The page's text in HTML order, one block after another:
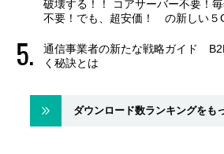
破壊する！！ コアサーバー不要！
不要！でも、超安価！ の新しい５
通信事業者の新たな戦略ガイド
く秘訣とは
ダウンロード数ランキングをも